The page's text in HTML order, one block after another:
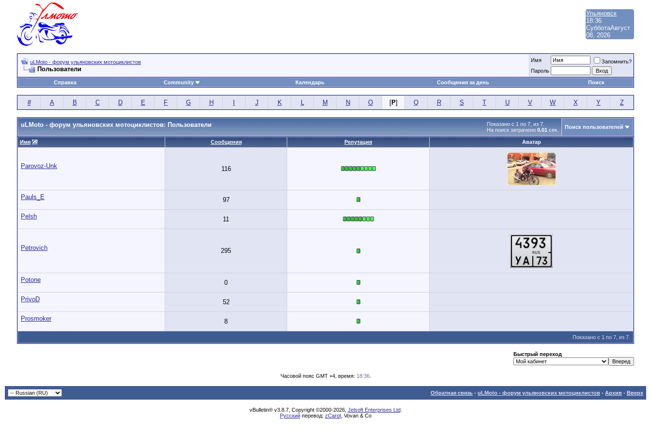
Ульяновск
18:36
СубботаАвгуст
08, 2026
uLMoto - форум ульяновских мотоциклистов
Пользователи
Имя
Запомнить?
Пароль
Справка
Community Календарь Сообщения за день Поиск
# A B C D E F G H J K L M N O [P] Q R S T U V W X Y Z
Показано с 1 по 7, из 7.
На поиск затрачено 0.01 сек.
uLMoto - форум ульяновских мотоциклистов: Пользователи Поиск пользователей
Имя Сообщения Репутация Аватар
Parovoz-Unk 116
Pauls_E 97
Pelsh 11
Petrovich 295
Potone 0
PrivoD 52
Prosmoker 8
Показано с 1 по 7, из 7.
Быстрый переход
Часовой пояс GMT +4, время: 18:36.
Обратная связь - uLMoto - форум ульяновских мотоциклистов - Архив - Вверх
vBulletin® v3.8.7, Copyright ©2000-2026, Jelsoft Enterprises Ltd.
Русскийперевод: zCarot, Vovan & Co